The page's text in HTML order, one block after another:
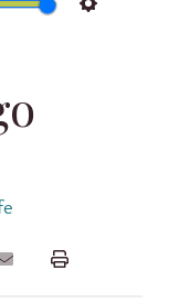
Settings